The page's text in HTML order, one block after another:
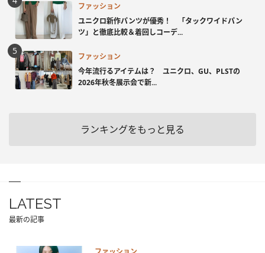
ファッション
ユニクロ新作パンツが優秀！ 「タックワイドパン
ツ」と徹底比較＆着回しコーデ...
ファッション
今年流行るアイテムは？ ユニクロ、GU、PLSTの
2026年秋冬展示会で新...
ランキングをもっと見る
LATEST
最新の記事